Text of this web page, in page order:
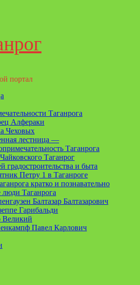
портал
Таганрога
Алфераки
Чеховых
лестница —
Таганрога
Таганрог
градостроительства и быта
Петру 1 в Таганроге
кратко и познавательно
Таганрога
Балтазар Балтазарович
Гарибальди
Великий
Павел Карлович